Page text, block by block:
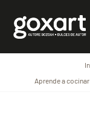
contenido
Aprende a